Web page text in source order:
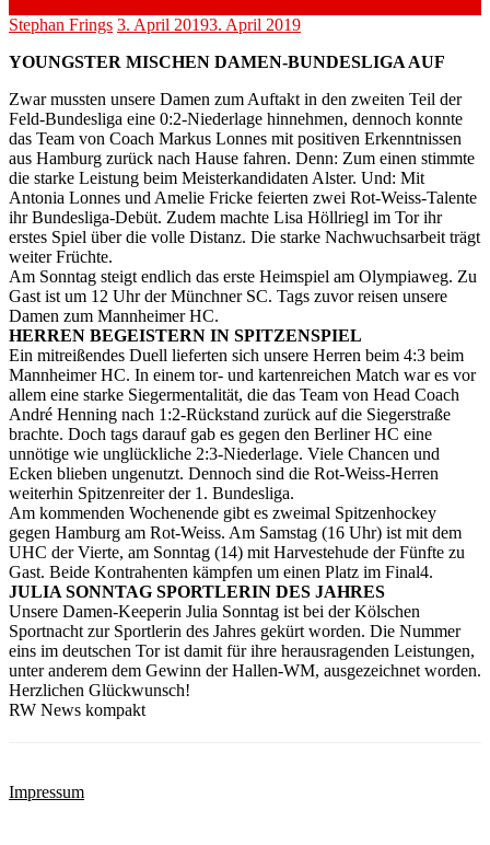
Stephan Frings 3. April 20193. April 2019
YOUNGSTER MISCHEN DAMEN-BUNDESLIGA AUF
Zwar mussten unsere Damen zum Auftakt in den zweiten Teil der
Feld-Bundesliga eine 0:2-Niederlage hinnehmen, dennoch konnte
das Team von Coach Markus Lonnes mit positiven Erkenntnissen
aus Hamburg zurück nach Hause fahren. Denn: Zum einen stimmte
die starke Leistung beim Meisterkandidaten Alster. Und: Mit
Antonia Lonnes und Amelie Fricke feierten zwei Rot-Weiss-Talente
ihr Bundesliga-Debüt. Zudem machte Lisa Höllriegl im Tor ihr
erstes Spiel über die volle Distanz. Die starke Nachwuchsarbeit trägt
weiter Früchte.
Am Sonntag steigt endlich das erste Heimspiel am Olympiaweg. Zu
Gast ist um 12 Uhr der Münchner SC. Tags zuvor reisen unsere
Damen zum Mannheimer HC.
HERREN BEGEISTERN IN SPITZENSPIEL
Ein mitreißendes Duell lieferten sich unsere Herren beim 4:3 beim
Mannheimer HC. In einem tor- und kartenreichen Match war es vor
allem eine starke Siegermentalität, die das Team von Head Coach
André Henning nach 1:2-Rückstand zurück auf die Siegerstraße
brachte. Doch tags darauf gab es gegen den Berliner HC eine
unnötige wie unglückliche 2:3-Niederlage. Viele Chancen und
Ecken blieben ungenutzt. Dennoch sind die Rot-Weiss-Herren
weiterhin Spitzenreiter der 1. Bundesliga.
Am kommenden Wochenende gibt es zweimal Spitzenhockey
gegen Hamburg am Rot-Weiss. Am Samstag (16 Uhr) ist mit dem
UHC der Vierte, am Sonntag (14) mit Harvestehude der Fünfte zu
Gast. Beide Kontrahenten kämpfen um einen Platz im Final4.
JULIA SONNTAG SPORTLERIN DES JAHRES
Unsere Damen-Keeperin Julia Sonntag ist bei der Kölschen
Sportnacht zur Sportlerin des Jahres gekürt worden. Die Nummer
eins im deutschen Tor ist damit für ihre herausragenden Leistungen,
unter anderem dem Gewinn der Hallen-WM, ausgezeichnet worden.
Herzlichen Glückwunsch!
RW News kompakt
Impressum